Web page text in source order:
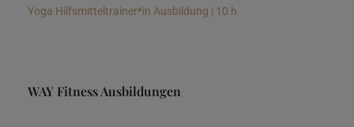
Yoga Hilfsmitteltrainer*in Ausbildung | 10 h
WAY Fitness Ausbildungen